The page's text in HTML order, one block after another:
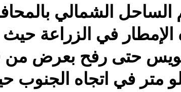
الساحل الشمالي
الإمطار في الزراعة